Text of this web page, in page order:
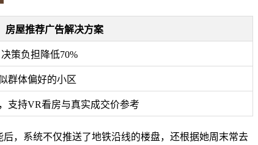
房屋推荐广告解决方案
策负担降低70%
群体偏好的小区
支持VR看房与真实成交价参考
后，系统不仅推送了地铁沿线的楼盘，还根据她周末常去